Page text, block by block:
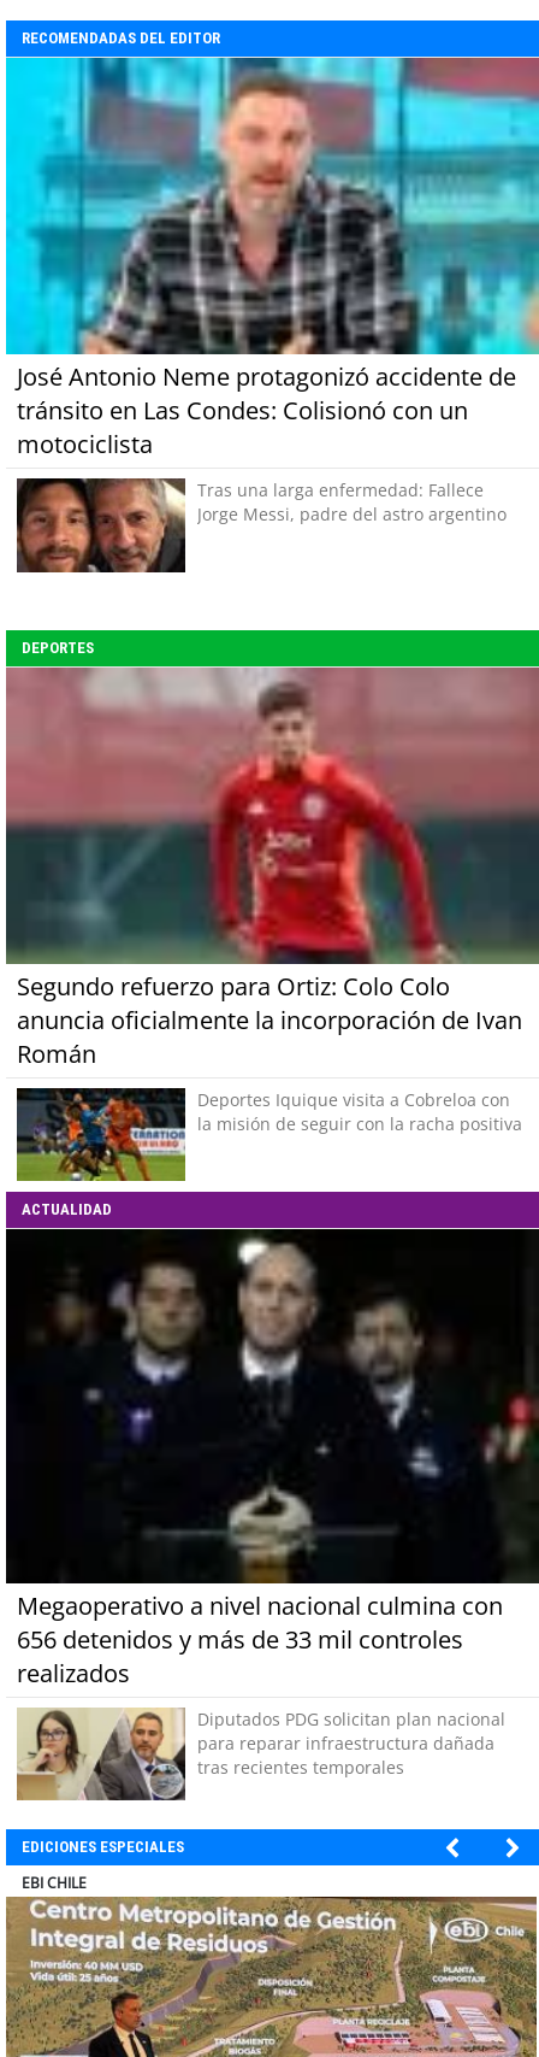
RECOMENDADAS DEL EDITOR
José Antonio Neme protagonizó accidente de
tránsito en Las Condes: Colisionó con un
motociclista
Tras una larga enfermedad: Fallece
Jorge Messi, padre del astro argentino
DEPORTES
Segundo refuerzo para Ortiz: Colo Colo
anuncia oficialmente la incorporación de Ivan
Román
Deportes Iquique visita a Cobreloa con
la misión de seguir con la racha positiva
ACTUALIDAD
Megaoperativo a nivel nacional culmina con
656 detenidos y más de 33 mil controles
realizados
Diputados PDG solicitan plan nacional
para reparar infraestructura dañada
tras recientes temporales
EDICIONES ESPECIALES
SOPRAVAL